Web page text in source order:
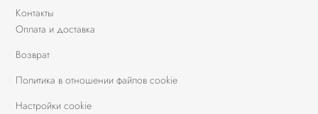
Контакты
Оплата и доставка
Возврат
Политика в отношении файлов cookie
Настройки cookie